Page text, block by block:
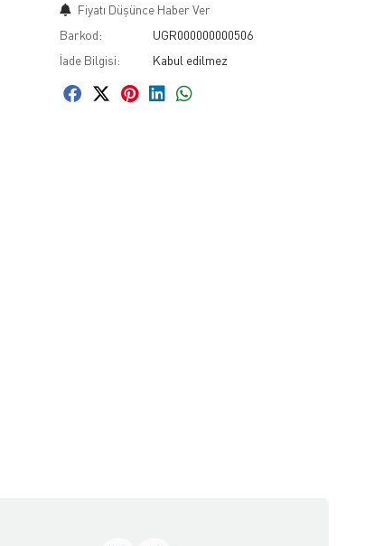
Fiyatı Düşünce Haber Ver
Barkod:
UGR000000000506
İade Bilgisi: